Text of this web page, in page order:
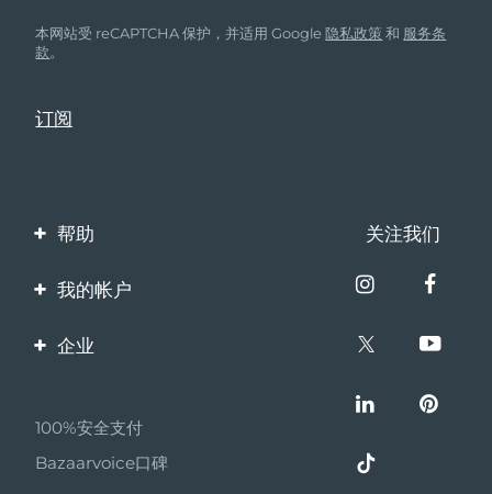
本网站受 reCAPTCHA 保护，并适用 Google隐私政策 和 服务条
款。
帮助
联系我们
关注我们
我的帐户
产品注册
企业
伙伴计划
联盟新闻
100%安全支付
Bazaarvoice口碑